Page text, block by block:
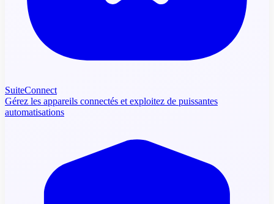
SuiteConnect
Gérez les appareils connectés et exploitez de puissantes
automatisations